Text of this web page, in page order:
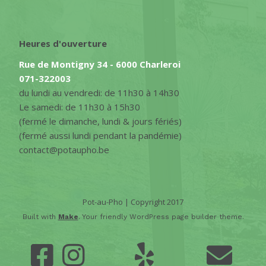
Heures d'ouverture
Rue de Montigny 34 - 6000 Charleroi
071-322003
du lundi au vendredi: de 11h30 à 14h30
Le samedi: de 11h30 à 15h30
(fermé le dimanche, lundi & jours fériés)
(fermé aussi lundi pendant la pandémie)
contact@potaupho.be
Pot-au-Pho | Copyright 2017
Built with Make. Your friendly WordPress page builder theme.